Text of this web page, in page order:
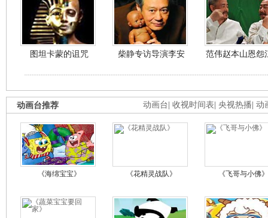
图坦卡蒙的诅咒 柴静专访导演李安 范伟赵本山恩怨
动画台 收视时间表 央视热播 动
动画台推荐
《海绵宝宝》 《花精灵战队》 《飞哥与小佛》